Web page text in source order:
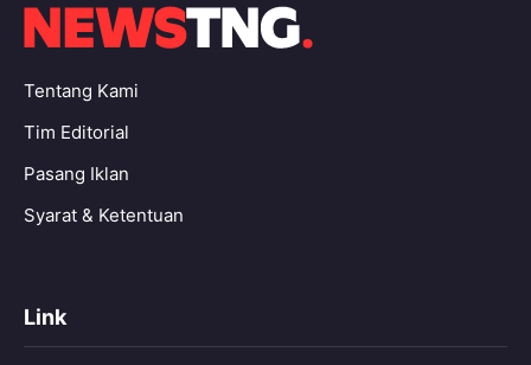
Tentang Kami
Tim Editorial
Pasang Iklan
Syarat & Ketentuan
Link